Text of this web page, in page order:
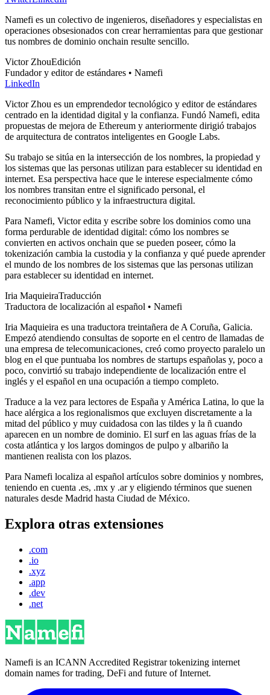
Namefi es un colectivo de ingenieros, diseñadores y especialistas en
operaciones obsesionados con crear herramientas para que gestionar
tus nombres de dominio onchain resulte sencillo.
Victor ZhouEdición
Fundador y editor de estándares • Namefi
LinkedIn
Victor Zhou es un emprendedor tecnológico y editor de estándares
centrado en la identidad digital y la confianza. Fundó Namefi, edita
propuestas de mejora de Ethereum y anteriormente dirigió trabajos
de arquitectura de contratos inteligentes en Google Labs.
Su trabajo se sitúa en la intersección de los nombres, la propiedad y
los sistemas que las personas utilizan para establecer su identidad en
internet. Esa perspectiva hace que le interese especialmente cómo
los nombres transitan entre el significado personal, el
reconocimiento público y la infraestructura digital.
Para Namefi, Victor edita y escribe sobre los dominios como una
forma perdurable de identidad digital: cómo los nombres se
convierten en activos onchain que se pueden poseer, cómo la
tokenización cambia la custodia y la confianza y qué puede aprender
el mundo de los nombres de los sistemas que las personas utilizan
para establecer su identidad en internet.
Iria MaquieiraTraducción
Traductora de localización al español • Namefi
Iria Maquieira es una traductora treintañera de A Coruña, Galicia.
Empezó atendiendo consultas de soporte en el centro de llamadas de
una empresa de telecomunicaciones, creó como proyecto paralelo un
blog en el que puntuaba los nombres de startups españolas y, poco a
poco, convirtió su trabajo independiente de localización entre el
inglés y el español en una ocupación a tiempo completo.
Traduce a la vez para lectores de España y América Latina, lo que la
hace alérgica a los regionalismos que excluyen discretamente a la
mitad del público y muy cuidadosa con las tildes y la ñ cuando
aparecen en un nombre de dominio. El surf en las aguas frías de la
costa atlántica y los largos domingos de pulpo y albariño la
mantienen realista con los plazos.
Para Namefi localiza al español artículos sobre dominios y nombres,
teniendo en cuenta .es, .mx y .ar y eligiendo términos que suenen
naturales desde Madrid hasta Ciudad de México.
Explora otras extensiones
.com
.io
.xyz
.app
.dev
.net
Namefi is an ICANN Accredited Registrar tokenizing internet
domain names for trading, DeFi and future of Internet.